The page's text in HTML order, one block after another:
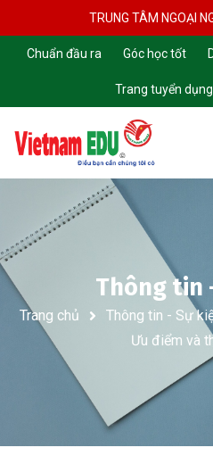
TRUNG TÂM NGOẠI
Chuẩn đầu ra Góc học tốt
Trang tuyển dụng
Thông tin
Trang chủ Thông tin - Sự
Ưu điểm và